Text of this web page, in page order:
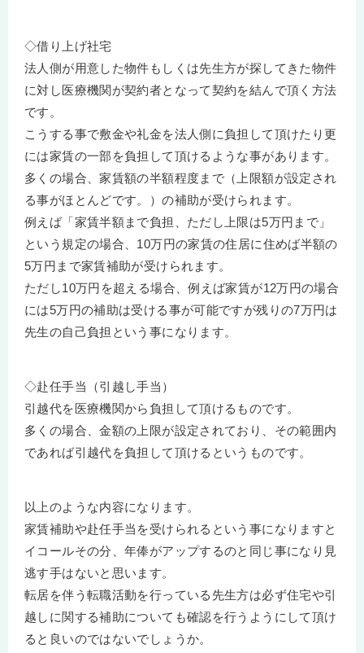
◇借り上げ社宅
法人側が用意した物件もしくは先生方が探してきた物件
に対し医療機関が契約者となって契約を結んで頂く方法
です。
こうする事で敷金や礼金を法人側に負担して頂けたり更
には家賃の一部を負担して頂けるような事があります。
多くの場合、家賃額の半額程度まで（上限額が設定され
る事がほとんどです。）の補助が受けられます。
例えば「家賃半額まで負担、ただし上限は5万円まで」
という規定の場合、10万円の家賃の住居に住めば半額の
5万円まで家賃補助が受けられます。
ただし10万円を超える場合、例えば家賃が12万円の場合
には5万円の補助は受ける事が可能ですが残りの7万円は
先生の自己負担という事になります。
◇赴任手当（引越し手当）
引越代を医療機関から負担して頂けるものです。
多くの場合、金額の上限が設定されており、その範囲内
であれば引越代を負担して頂けるというものです。
以上のような内容になります。
家賃補助や赴任手当を受けられるという事になりますと
イコールその分、年俸がアップするのと同じ事になり見
逃す手はないと思います。
転居を伴う転職活動を行っている先生方は必ず住宅や引
越しに関する補助についても確認を行うようにして頂け
ると良いのではないでしょうか。